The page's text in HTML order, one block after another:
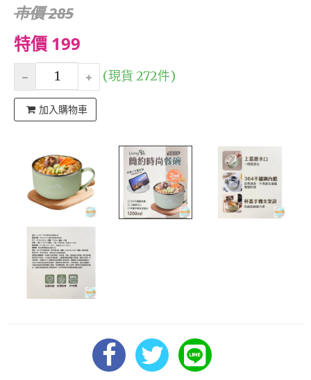
市價 285
特價 199
(現貨 272件)
加入購物車